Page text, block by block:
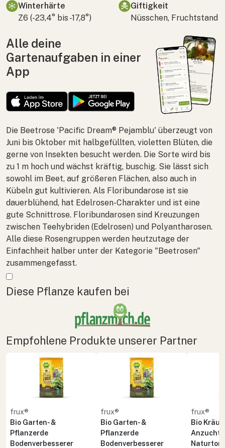
Winterhärte
Z6 (-23,4° bis -17,8°)
Giftigkeit
Nüsschen, Fruchtstand
Alle deine
Gartenaufgaben in einer
App
Die Beetrose 'Pacific Dream® Pejamblu' überzeugt von
Juni bis Oktober mit halbgefüllten, violetten Blüten, die
gerne von Insekten besucht werden. Die Sorte wird bis
zu 1 m hoch und wächst kräftig, buschig. Sie lässt sich
sowohl im Beet, auf größeren Flächen, also auch in
Kübeln gut kultivieren. Als Floribundarose ist sie
dauerblühend, hat Edelrosen-Charakter und ist eine
gute Schnittrose. Floribundarosen sind Kreuzungen
zwischen Teehybriden (Edelrosen) und Polyantharosen.
Alle diese Rosengruppen werden heutzutage der
Einfachheit halber unter der Kategorie "Beetrosen"
zusammengefasst.
Mehr anzeigen
Diese Pflanze kaufen bei
Empfohlene Produkte unserer Partner
frux®
Bio Garten- &
Pflanzerde
Bodenverbesserer
frux®
Bio Garten- &
Pflanzerde
Bodenverbesserer
frux®
Bio
Naturton